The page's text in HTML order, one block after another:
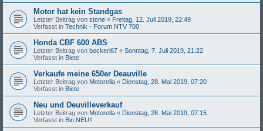
Motor hat kein Standgas
Letzter Beitrag von stone « Freitag, 12. Juli 2019, 22:49
Verfasst in Technik - Forum NTV 700
Honda CBF 600 ABS
Letzter Beitrag von bockerl67 « Sonntag, 7. Juli 2019, 21:22
Verfasst in Biete
Verkaufe meine 650er Deauville
Letzter Beitrag von Motorella « Dienstag, 28. Mai 2019, 07:20
Verfasst in Biete
Neu und Deuvilleverkauf
Letzter Beitrag von Motorella « Dienstag, 28. Mai 2019, 07:15
Verfasst in Bin NEU!!